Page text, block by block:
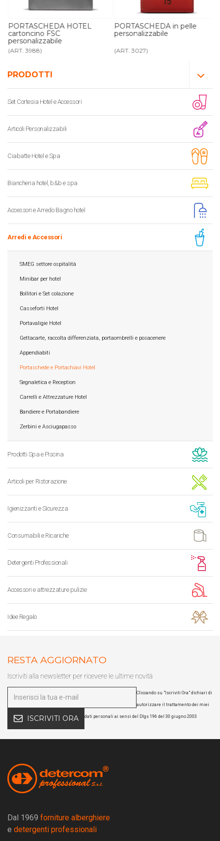
PRODOTTI
Set Cortesia Hotel e Accessori
Articoli Personalizzabili
Ciabatte Hotel e Spa
Biancheria hotel, b&b e spa
Accessori e Arredo Bagno hotel
Arredi e Accessori
SMEG settore ospitalità
Minibar per hotel
Bollitori e Set colazione
Casseforti Hotel
Portavaligie Hotel
Gettacarte, raccolta differenziata, portaombrelli e posacenere
Appendiabiti
Portaschede e Portachiavi Hotel
Segnaletica e Reception
Carrelli e Attrezzature Hotel
Bandiere e Portabandiere
Zerbini e Asciugapasso
Prodotti Spa e Piscina
Articoli per Ristorazione
Igienizzanti e Sicurezza
Consumabili e Ricariche
Detergenti Professionali
Accessori e attrezzature pulizie
Idee Regalo
PORTASCHEDA HOTEL
cartoncino FSC
personalizzabile
(ART. 3988)
PORTASCHEDA in pelle
personalizzabile
(ART. 3027)
RESTA AGGIORNATO
Iscriviti alla newsletter per ricevere le ultime novità
ISCRIVITI ORA
Cliccando su "Iscriviti Ora" dichiari di
autorizzare il trattamento dei miei
dati personali ai sensi del Dlgs 196 del 30 giugno 2003
Dal 1969 forniture alberghiere
e detergenti professionali